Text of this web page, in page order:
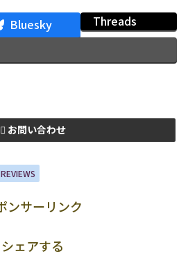
Bluesky Threads
お問い合わせ
ンサーリンク
シェアする